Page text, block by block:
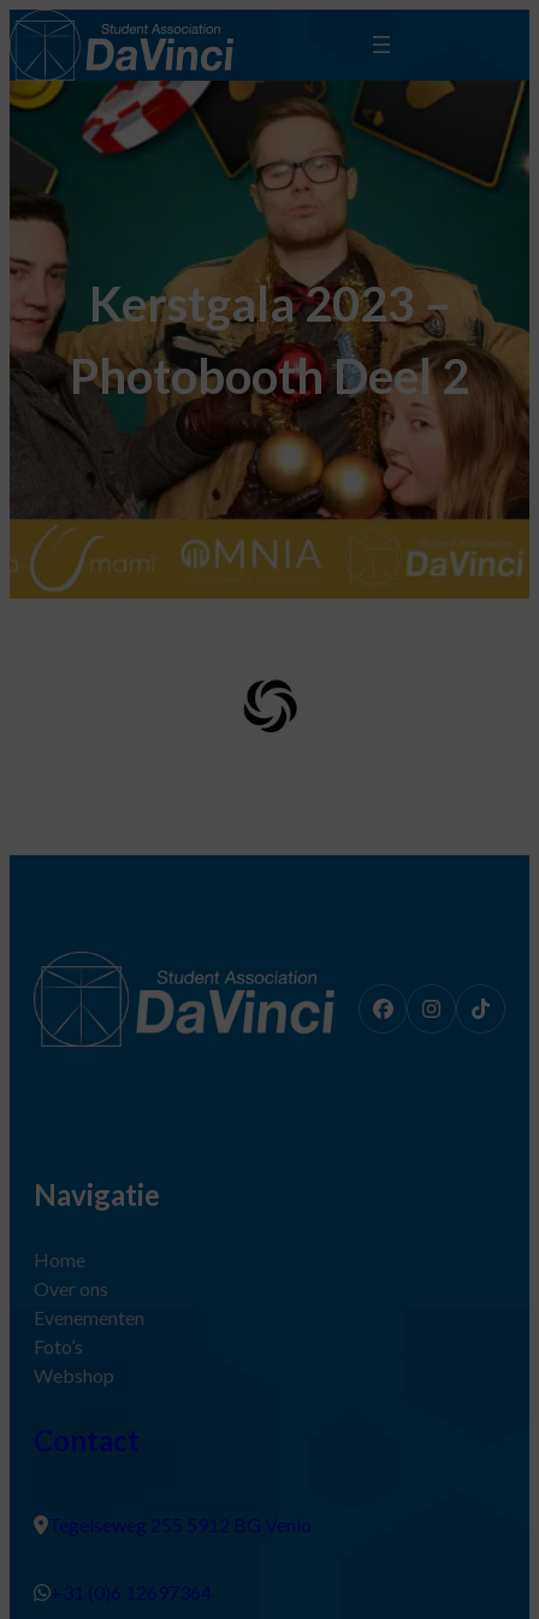
Kerstgala 2023 –
Photobooth Deel 2
Navigatie
Home
Over ons
Evenementen
Foto’s
Webshop
Contact
Tegelseweg 255 5912 BG Venlo
+31 (0)6 12697364